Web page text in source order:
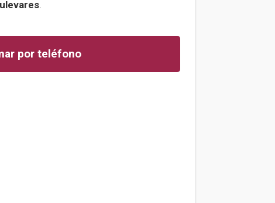
.
por teléfono